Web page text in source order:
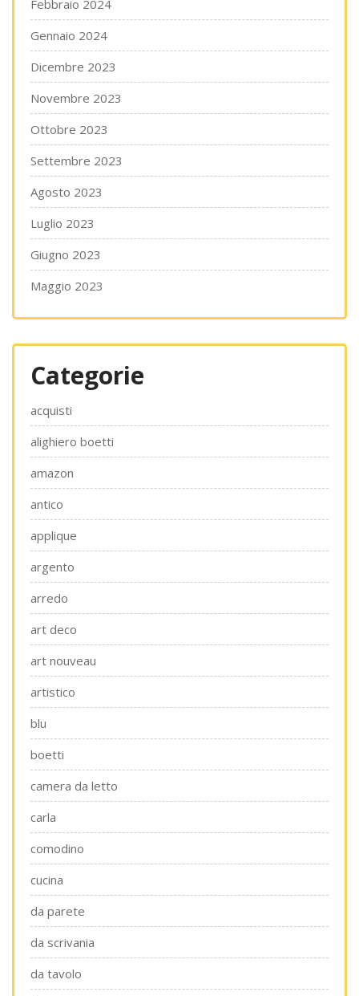
Febbraio 2024
Gennaio 2024
Dicembre 2023
Novembre 2023
Ottobre 2023
Settembre 2023
Agosto 2023
Luglio 2023
Giugno 2023
Maggio 2023
Categorie
acquisti
alighiero boetti
amazon
antico
applique
argento
arredo
art deco
art nouveau
artistico
blu
boetti
camera da letto
carla
comodino
cucina
da parete
da scrivania
da tavolo